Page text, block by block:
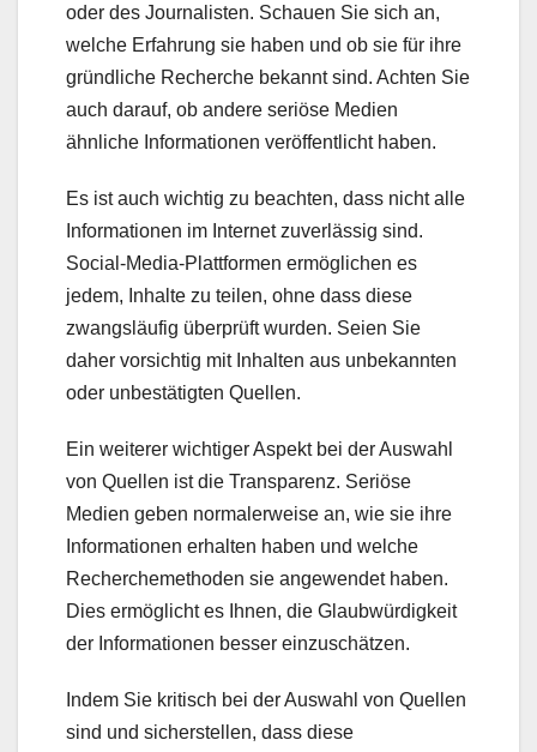
oder des Journalisten. Schauen Sie sich an,
welche Erfahrung sie haben und ob sie für ihre
gründliche Recherche bekannt sind. Achten Sie
auch darauf, ob andere seriöse Medien
ähnliche Informationen veröffentlicht haben.
Es ist auch wichtig zu beachten, dass nicht alle
Informationen im Internet zuverlässig sind.
Social-Media-Plattformen ermöglichen es
jedem, Inhalte zu teilen, ohne dass diese
zwangsläufig überprüft wurden. Seien Sie
daher vorsichtig mit Inhalten aus unbekannten
oder unbestätigten Quellen.
Ein weiterer wichtiger Aspekt bei der Auswahl
von Quellen ist die Transparenz. Seriöse
Medien geben normalerweise an, wie sie ihre
Informationen erhalten haben und welche
Recherchemethoden sie angewendet haben.
Dies ermöglicht es Ihnen, die Glaubwürdigkeit
der Informationen besser einzuschätzen.
Indem Sie kritisch bei der Auswahl von Quellen
sind und sicherstellen, dass diese